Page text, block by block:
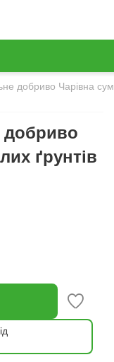
добриво Чарівна
добриво
ґрунтів